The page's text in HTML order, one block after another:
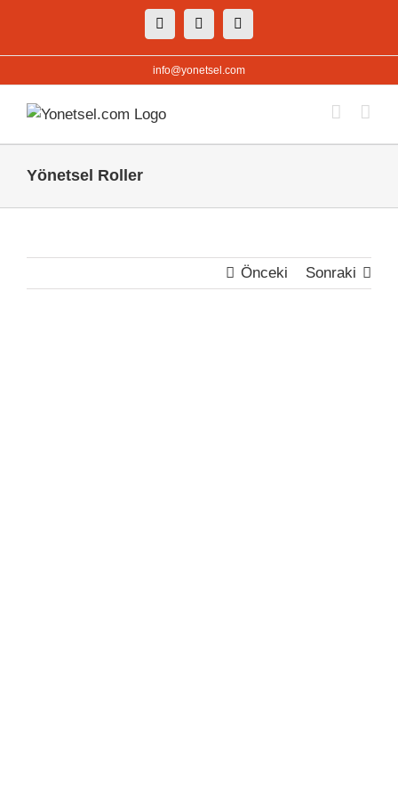
content
Facebook
X Instagram
info@yonetsel.com
Yönetsel Roller
Önceki Sonraki